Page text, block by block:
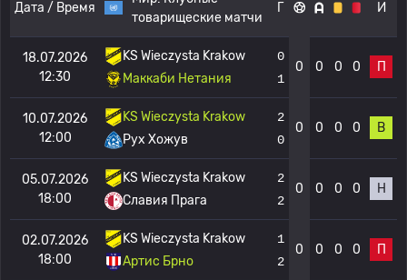
Дата / Время
товарищеские матчи
Г И
18.07.2026
12:30
KS Wieczysta Krakow
Маккаби Нетания
0
1
0 0 0 0 П
10.07.2026
12:00
KS Wieczysta Krakow
Рух Хожув
2
0
0 0 0 0 В
05.07.2026
18:00
KS Wieczysta Krakow
Славия Прага
2
2
0 0 0 0 Н
02.07.2026
18:00
KS Wieczysta Krakow
Артис Брно
1
2
0 0 0 0 П